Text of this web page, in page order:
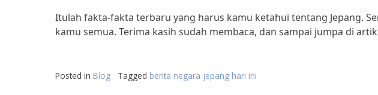
Itulah fakta-fakta terbaru yang harus kamu ketahui tentang Jepang.
kamu semua. Terima kasih sudah membaca, dan sampai jumpa di
Posted in Blog Tagged berita negara jepang hari ini